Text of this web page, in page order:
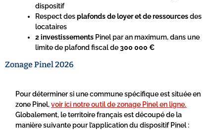
dispositif
Respect desplafonds de loyer et de ressourcesdes
locataires
2 investissements Pinel par an maximum, dans une
limite de plafond fiscal de300 000 €
Zonage Pinel 2026
Pour déterminer si une commune spécifique est située en
zone Pinel,voir ici notre outil de zonage Pinel en ligne.
Globalement, le territoire français est découpé de la
manière suivante pour l’application du dispositif Pinel :